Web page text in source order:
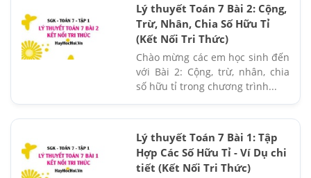
Lý thuyết Toán 7 Bài 2: Cộng,
Trừ, Nhân, Chia Số Hữu Tỉ
(Kết Nối Tri Thức)
Chào mừng các em học sinh đến
với Bài 2: Cộng, trừ, nhân, chia
số hữu tỉ trong chương trình...
Lý thuyết Toán 7 Bài 1: Tập
Hợp Các Số Hữu Tỉ - Ví Dụ chi
tiết (Kết Nối Tri Thức)